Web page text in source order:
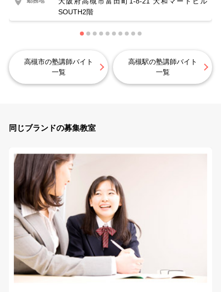
SOUTH2階
高槻市の塾講師バイト
一覧
高槻駅の塾講師バイト
一覧
同じブランドの募集教室